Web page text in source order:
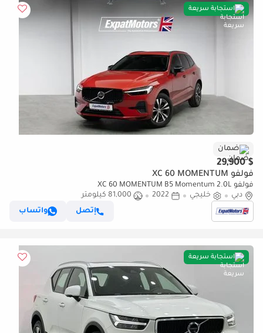
استجابة سريعة
ضمان
$ 29,900
فولفو XC 60 MOMENTUM
فولفو XC 60 MOMENTUM B5 Momentum 2.0L
دبي
خليجي 2022
81,000 كيلومتر
إتصل
واتساب
استجابة سريعة